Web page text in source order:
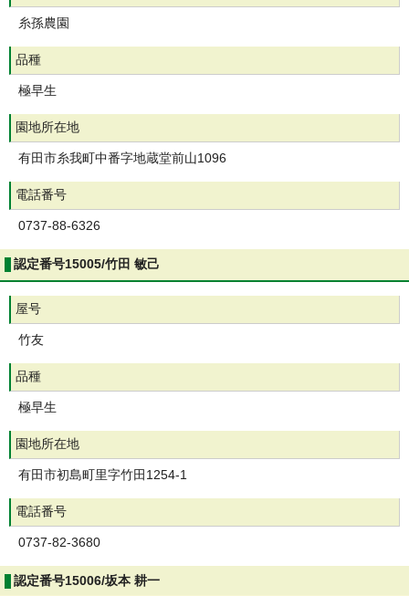
糸孫農園
品種
極早生
園地所在地
有田市糸我町中番字地蔵堂前山1096
電話番号
0737-88-6326
認定番号15005/竹田 敏己
屋号
竹友
品種
極早生
園地所在地
有田市初島町里字竹田1254-1
電話番号
0737-82-3680
認定番号15006/坂本 耕一